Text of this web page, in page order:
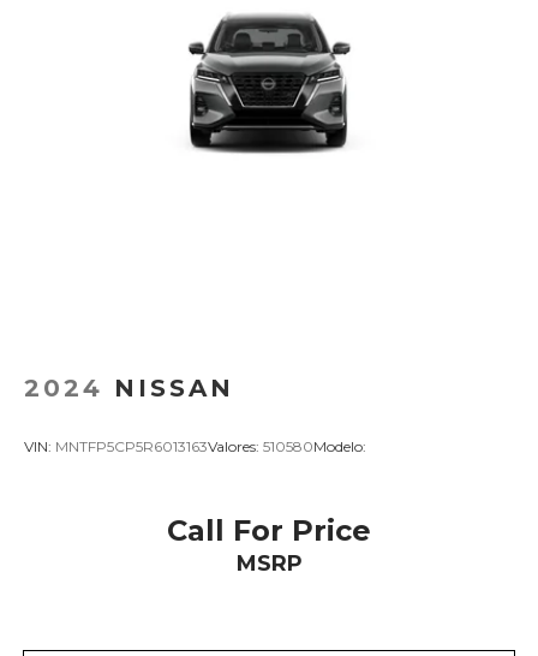
2024 NISSAN
VIN: MNTFP5CP5R6013163Valores: 510580Modelo:
Call For Price
MSRP